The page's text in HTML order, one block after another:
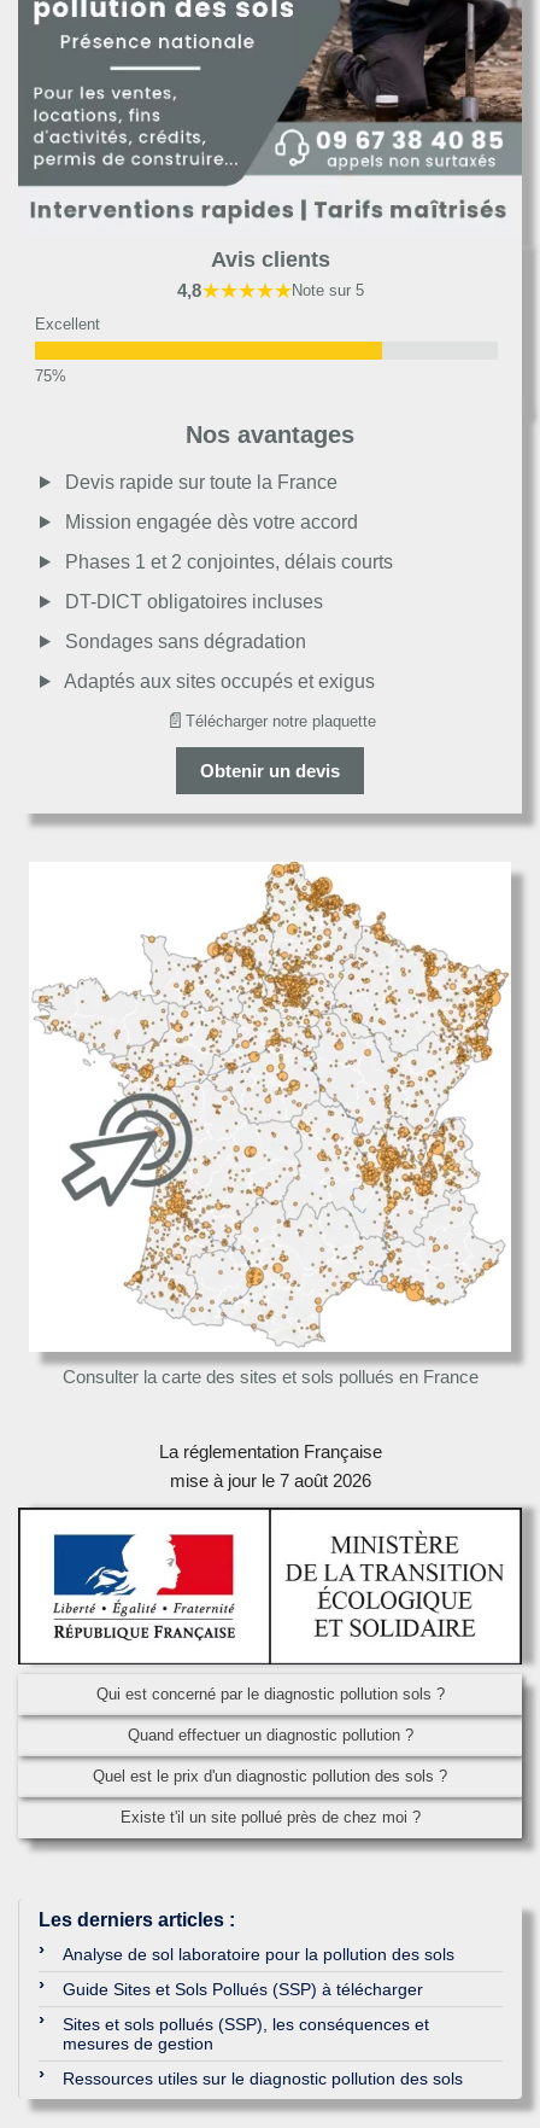
Avis clients
4,8★★★★★Note sur 5
Excellent
Moyen
Passable
Décevant
Nos avantages
Devis rapide sur toute la France
Mission engagée dès votre accord
Phases 1 et 2 conjointes, délais courts
DT-DICT obligatoires incluses
Sondages sans dégradation
Adaptés aux sites occupés et exigus
📄 Télécharger notre plaquette
Obtenir un devis
Consulter la carte des sites et sols pollués en France
La réglementation Française
mise à jour le 7 août 2026
Qui est concerné par le diagnostic pollution sols ?
Quand effectuer un diagnostic pollution ?
Quel est le prix d'un diagnostic pollution des sols ?
Existe t'il un site pollué près de chez moi ?
Les derniers articles :
Analyse de sol laboratoire pour la pollution des sols
Guide Sites et Sols Pollués (SSP) à télécharger
Sites et sols pollués (SSP), les conséquences et
mesures de gestion
Ressources utiles sur le diagnostic pollution des sols